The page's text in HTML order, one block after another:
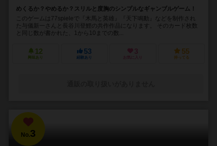
めくるか？やめるか？スリルと度胸のシンプルなギャンブルゲーム！
このゲームは77spieleで『木馬と英雄』『天下鳴動』などを制作され
た与儀新一さんと長谷川登鯉の共作作品になります。 そのカード枚数
と同じ数が書かれた、1から10までの数...
12
興味あり
53
経験あり
3
お気に入り
55
持ってる
No.3